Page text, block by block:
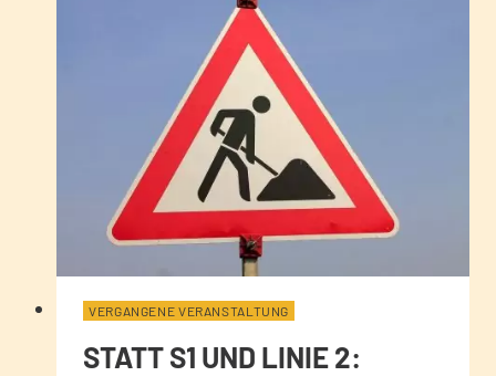
VERGANGENE VERANSTALTUNG
STATT S1 UND LINIE 2: